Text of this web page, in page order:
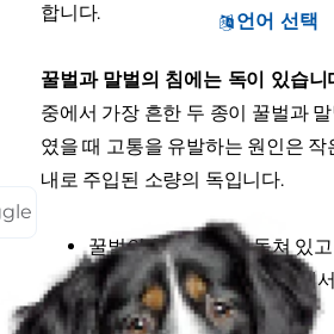
언어 선택
합니다.
꿀벌과 말벌의 침에는 독이 있습니
중에서 가장 흔한 두 종이 꿀벌과
였을 때 고통을 유발하는 원인은 작
내로 주입된 소량의 독입니다.
꿀벌의 침은 가시가 돋쳐 있
운 구조로 되어 있으며, 몸에
죽게 됩니다.